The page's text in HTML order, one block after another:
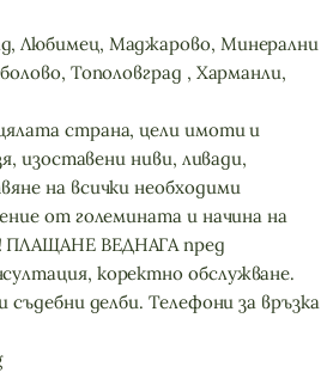
Любимец, Маджарово, Минерални
Тополовград , Харманли,
страна, цели имоти и
изоставени ниви, ливади,
на всички необходими
от големината и начина на
ВЕДНАГА пред
коректно обслужване.
делби. Телефони за връзка